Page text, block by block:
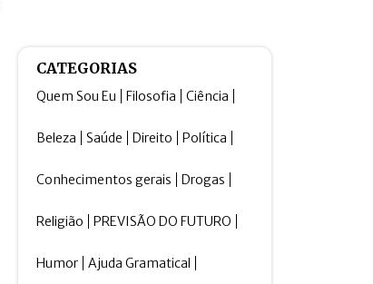
CATEGORIAS
Quem Sou Eu Filosofia Ciência
Beleza Saúde Direito Política
Conhecimentos gerais Drogas
Religião PREVISÃO DO FUTURO
Humor Ajuda Gramatical